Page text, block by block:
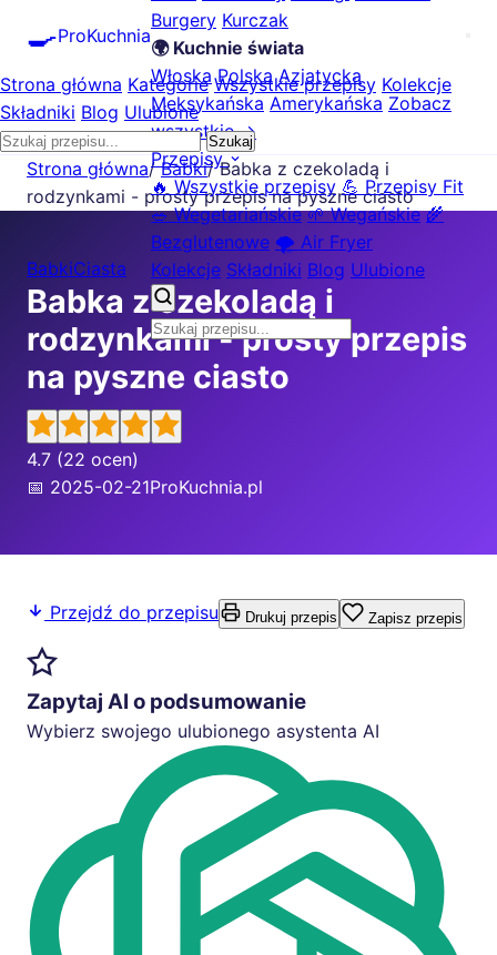
🍳ProKuchnia
Burgery Kurczak
🌍 Kuchnie świata
Włoska Polska Azjatycka
Meksykańska Amerykańska Zobacz
wszystkie →
Przepisy
🔥 Wszystkie przepisy 💪 Przepisy Fit
🥗 Wegetariańskie 🌱 Wegańskie 🌾
Bezglutenowe 🌪️ Air Fryer
Kolekcje Składniki Blog Ulubione
Strona główna Kategorie Wszystkie przepisy Kolekcje
Składniki Blog Ulubione
Szukaj
Strona główna/ Babki/ Babka z czekoladą i
rodzynkami - prosty przepis na pyszne ciasto
BabkiCiasta
Babka z czekoladą i
rodzynkami - prosty przepis
na pyszne ciasto
4.7 (22 ocen)
📅 2025-02-21ProKuchnia.pl
Przejdź do przepisu Drukuj przepis Zapisz przepis
Zapytaj AI o podsumowanie
Wybierz swojego ulubionego asystenta AI